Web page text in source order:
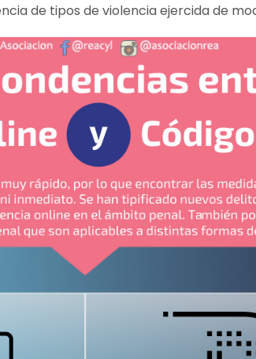
de tipos de violencia ejercida de